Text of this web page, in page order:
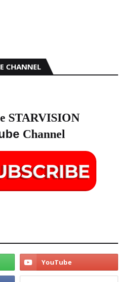
CHANNEL
STARVISION
Channel